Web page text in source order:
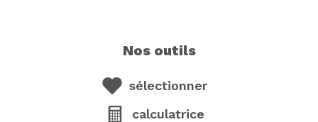
nos outils
sélectionner
calculatrice